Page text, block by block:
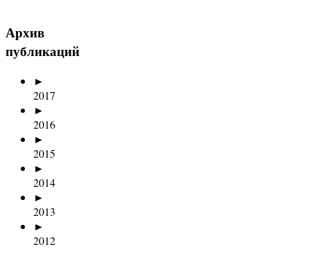
Архив
публикаций
►
2017
►
2016
►
2015
►
2014
►
2013
►
2012